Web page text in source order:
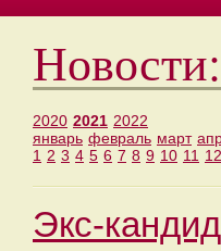
2020 2021 2022
январь февраль март
1 2 3 4 5 6 7 8 9 10 11 12
Экс-